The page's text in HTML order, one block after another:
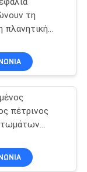
τη
πλανητική
μηχανή
πέτρινος
γρανίτη,